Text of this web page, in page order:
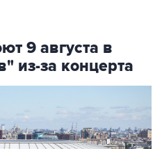
9 августа в
из-за концерта